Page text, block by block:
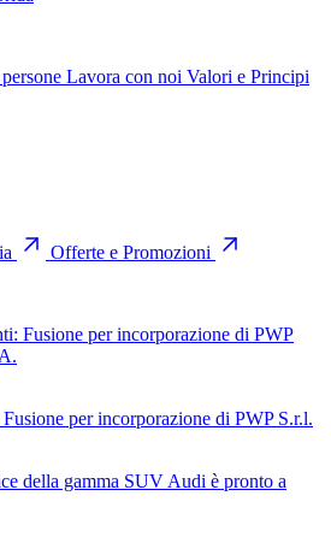
Lavora con noi Valori e Principi
Offerte e Promozioni
per incorporazione di PWP S.r.l.